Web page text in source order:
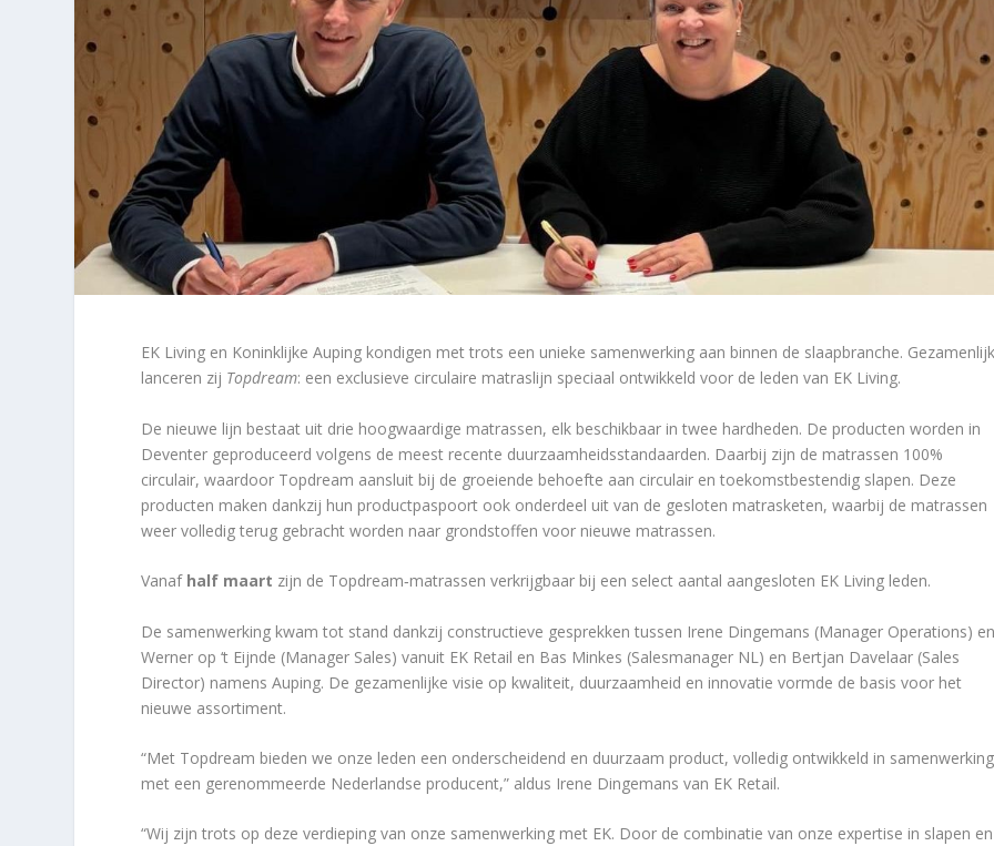
EK Living en Koninklijke Auping kondigen met trots een unieke samenwerking aan binnen de slaapbranche.
lanceren zij Topdream: een exclusieve circulaire matraslijn speciaal ontwikkeld voor de leden van EK Living.
De nieuwe lijn bestaat uit drie hoogwaardige matrassen, elk beschikbaar in twee hardheden. De producten worden in
Deventer geproduceerd volgens de meest recente duurzaamheidsstandaarden. Daarbij zijn de matrassen 100%
circulair, waardoor Topdream aansluit bij de groeiende behoefte aan circulair en toekomstbestendig slapen. Deze
producten maken dankzij hun productpaspoort ook onderdeel uit van de gesloten matrasketen, waarbij de matrassen
weer volledig terug gebracht worden naar grondstoffen voor nieuwe matrassen.
Vanaf half maart zijn de Topdream‑matrassen verkrijgbaar bij een select aantal aangesloten EK Living leden.
De samenwerking kwam tot stand dankzij constructieve gesprekken tussen Irene Dingemans (Manager Operations)
Werner op ‘t Eijnde (Manager Sales) vanuit EK Retail en Bas Minkes (Salesmanager NL) en Bertjan Davelaar (Sales
Director) namens Auping. De gezamenlijke visie op kwaliteit, duurzaamheid en innovatie vormde de basis voor het
nieuwe assortiment.
“Met Topdream bieden we onze leden een onderscheidend en duurzaam product, volledig ontwikkeld in samenwerking
met een gerenommeerde Nederlandse producent,” aldus Irene Dingemans van EK Retail.
“Wij zijn trots op deze verdieping van onze samenwerking met EK. Door de combinatie van onze expertise in slapen en